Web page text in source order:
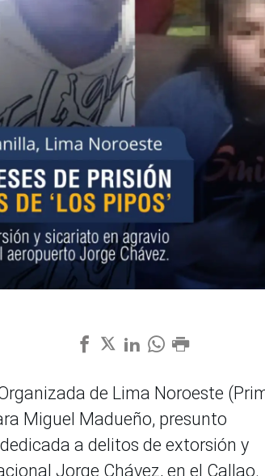
de Lima Noroeste
Miguel Madueño, presunto
a delitos de extorsión y
Jorge Chávez, en el Callao.